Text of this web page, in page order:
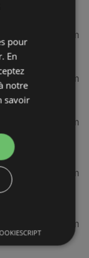
45,95 km
46,95 km
89,66 km
91,62 km
94,3 km
pour
En
notre
savoir